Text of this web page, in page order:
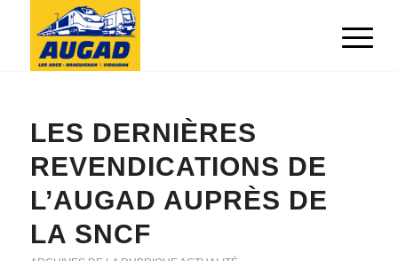
LES DERNIÈRES
REVENDICATIONS DE
L’AUGAD AUPRÈS DE
LA SNCF